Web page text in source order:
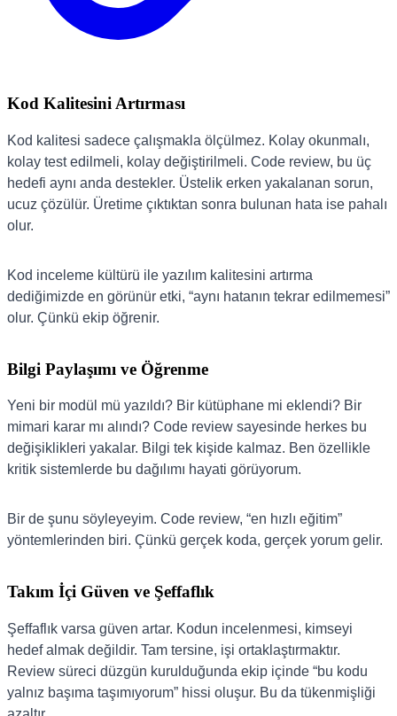
Kod Kalitesini Artırması
Kod kalitesi sadece çalışmakla ölçülmez. Kolay okunmalı,
kolay test edilmeli, kolay değiştirilmeli. Code review, bu üç
hedefi aynı anda destekler. Üstelik erken yakalanan sorun,
ucuz çözülür. Üretime çıktıktan sonra bulunan hata ise pahalı
olur.
Kod inceleme kültürü ile yazılım kalitesini artırma
dediğimizde en görünür etki, “aynı hatanın tekrar edilmemesi”
olur. Çünkü ekip öğrenir.
Bilgi Paylaşımı ve Öğrenme
Yeni bir modül mü yazıldı? Bir kütüphane mi eklendi? Bir
mimari karar mı alındı? Code review sayesinde herkes bu
değişiklikleri yakalar. Bilgi tek kişide kalmaz. Ben özellikle
kritik sistemlerde bu dağılımı hayati görüyorum.
Bir de şunu söyleyeyim. Code review, “en hızlı eğitim”
yöntemlerinden biri. Çünkü gerçek koda, gerçek yorum gelir.
Takım İçi Güven ve Şeffaflık
Şeffaflık varsa güven artar. Kodun incelenmesi, kimseyi
hedef almak değildir. Tam tersine, işi ortaklaştırmaktır.
Review süreci düzgün kurulduğunda ekip içinde “bu kodu
yalnız başıma taşımıyorum” hissi oluşur. Bu da tükenmişliği